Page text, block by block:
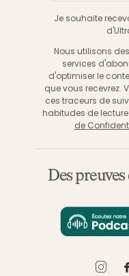
Je souhaite
Nous utilisons
services
d'optimiser le
que vous recevrez.
ces traceurs de
habitudes de
de
Des